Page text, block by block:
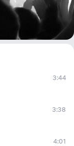
3:44
3:38
4:01